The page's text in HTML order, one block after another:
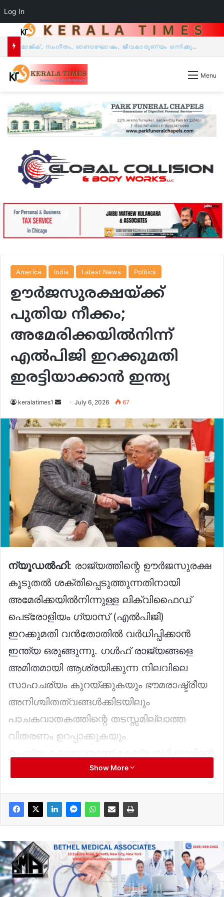
Log In
Menu
America India Latest News Politics
ഊർജസുരക്ഷയ്ക്ക്
പുതിയ നീക്കം;
അമേരിക്കയിൽനിന്ന്
എൽപിജി ഇറക്കുമതി
ഇരട്ടിയാക്കാൻ ഇന്ത്യ
keralatimes1
Send
email
July 6, 2026 67
ന്യൂഡൽഹി: രാജ്യത്തിന്റെ ഊർജസുരക്ഷ
കൂടുതൽ ശക്തിപ്പെടുത്തുന്നതിനായി
അമേരിക്കയിൽനിന്നുള്ള ലിക്വിഫൈഡ്
പെട്രോളിയം ഗ്യാസ് (എൽപിജി)
ഇറക്കുമതി വൻതോതിൽ വർധിപ്പിക്കാൻ
ഇന്ത്യ ഒരുങ്ങുന്നു. ഗൾഫ് രാജ്യങ്ങളെ
അമിതമായി ആശ്രയിക്കുന്ന നിലവിലെ
സാഹചര്യം കുറയ്ക്കുകയും ഭൗമരാഷ്ട്രീയ
അനിശ്ചിതത്വങ്ങൾക്കിടയിലും
പാചകവാതകത്തിന്റെ തടസ്സമില്ലാത്ത
വിതരണം ഉറപ്പാക്കുകയും
പശ്ചിമേഷ്യയിലെ സംഘർഷങ്ങളും
അന്താരാഷ്ട്ര കപ്പൽഗതാഗതത്തിലെ
വിതരണത്തെ ബാധിക്കാതിരിക്കാൻ 30
ദിവസത്തേക്കുള്ള തന്ത്രപ്രധാന ഇന്ധന
ശേഖരം സജ്ജമാക്കാൻ പൊതുമേഖലാ
Show More